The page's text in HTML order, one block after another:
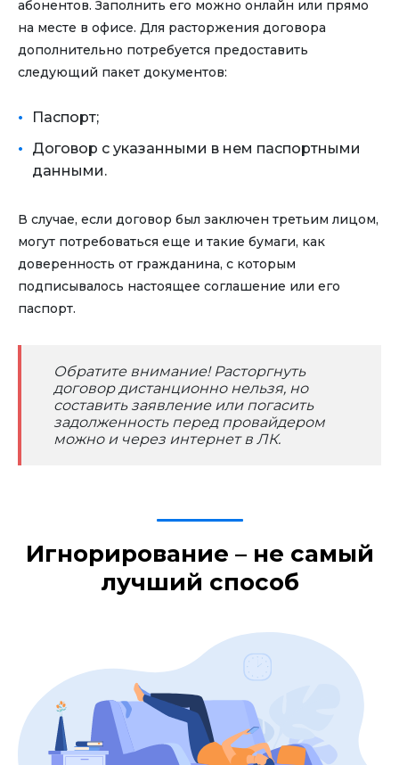
абонентов. Заполнить его можно онлайн или прямо
на месте в офисе. Для расторжения договора
дополнительно потребуется предоставить
следующий пакет документов:
Паспорт;
Договор с указанными в нем паспортными
данными.
В случае, если договор был заключен третьим лицом,
могут потребоваться еще и такие бумаги, как
доверенность от гражданина, с которым
подписывалось настоящее соглашение или его
паспорт.
Обратите внимание! Расторгнуть
договор дистанционно нельзя, но
составить заявление или погасить
задолженность перед провайдером
можно и через интернет в ЛК.
Игнорирование – не самый
лучший способ